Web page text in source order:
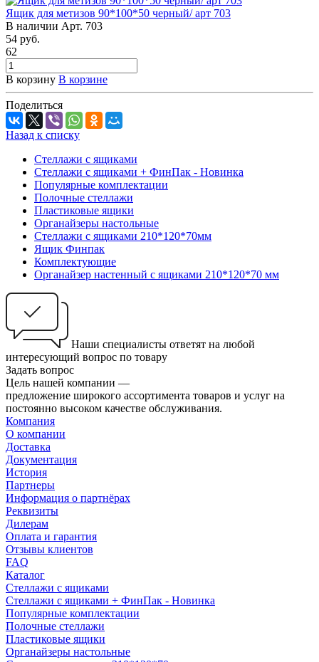
Ящик для метизов 90*100*50 черный/ арт 703
В наличии Арт. 703
54 руб.
62
В корзину В корзине
Поделиться
Назад к списку
Стеллажи с ящиками
Стеллажи с ящиками + ФинПак - Новинка
Популярные комплектации
Полочные стеллажи
Пластиковые ящики
Органайзеры настольные
Стеллажи с ящиками 210*120*70мм
Ящик Финпак
Комплектующие
Органайзер настенный с ящиками 210*120*70 мм
Наши специалисты ответят на любой
интересующий вопрос по товару
Задать вопрос
Цель нашей компании —
предложение широкого ассортимента товаров и услуг на
постоянно высоком качестве обслуживания.
Компания
О компании
Доставка
Документация
История
Партнеры
Информация о партнёрах
Реквизиты
Дилерам
Оплата и гарантия
Отзывы клиентов
FAQ
Каталог
Стеллажи с ящиками
Стеллажи с ящиками + ФинПак - Новинка
Популярные комплектации
Полочные стеллажи
Пластиковые ящики
Органайзеры настольные